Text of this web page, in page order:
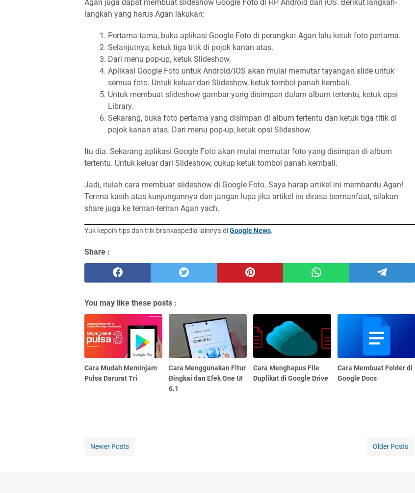
Agan juga dapat membuat slideshow Google Foto di HP Android dan iOS. Berikut langkah-
langkah yang harus Agan lakukan:
Pertama-tama, buka aplikasi Google Foto di perangkat Agan lalu ketuk foto pertama.
Selanjutnya, ketuk tiga titik di pojok kanan atas.
Dari menu pop-up, ketuk Slideshow.
Aplikasi Google Foto untuk Android/iOS akan mulai memutar tayangan slide untuk
semua foto. Untuk keluar dari Slideshow, ketuk tombol panah kembali.
Untuk membuat slideshow gambar yang disimpan dalam album tertentu, ketuk opsi
Library.
Sekarang, buka foto pertama yang disimpan di album tertentu dan ketuk tiga titik di
pojok kanan atas. Dari menu pop-up, ketuk opsi Slideshow.
Itu dia. Sekarang aplikasi Google Foto akan mulai memutar foto yang disimpan di album
tertentu. Untuk keluar dari Slideshow, cukup ketuk tombol panah kembali.
Jadi, itulah cara membuat slideshow di Google Foto. Saya harap artikel ini membantu Agan!
Terima kasih atas kunjungannya dan jangan lupa jika artikel ini dirasa bermanfaat, silakan
share juga ke teman-teman Agan yach.
Yuk kepoin tips dan trik brankaspedia lainnya diGoogle News.
Share :
You may like these posts :
Cara Mudah Meminjam
Pulsa Darurat Tri
Cara Menggunakan Fitur
Bingkai dan Efek One UI
6.1
Cara Menghapus File
Duplikat di Google Drive
Cara Membuat Folder di
Google Docs
Newer Posts Older Posts